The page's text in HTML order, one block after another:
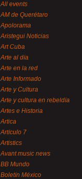
All events
AM de Querétaro
Apolorama
Aristegui Noticias
Art Cuba
Arte al día
Arte en la red
Arte Informado
Arte y Cultura
Arte y cultura en rebeldía
Artes e Historia
Artica
Artículo 7
Artistics
Avant music news
BB Mundo
Boletín México